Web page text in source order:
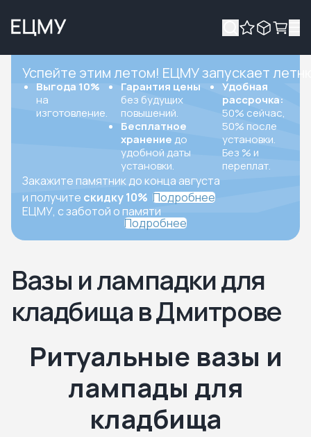
Успейте этим летом! ЕЦМУ запускает
Выгода 10%
на
изготовление.
Гарантия цены
без будущих
повышений.
Бесплатное
хранение до
удобной даты
установки.
Удобная
рассрочка:
50% сейчас,
50% после
установки.
Без % и
переплат.
Закажите памятник до конца августа
и получите скидку 10% Подробнее
ЕЦМУ, с заботой о памяти
Подробнее
Вазы и лампадки для
кладбища в Дмитрове
Ритуальные вазы и
лампады для
кладбища